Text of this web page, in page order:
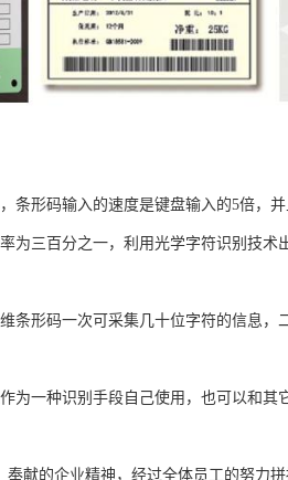
条形码输入的速度是键盘输入的5倍，并
为三百分之一，利用光学字符识别技
条形码一次可采集几十位字符的信息
为一种识别手段自己使用，也可以和
献的企业精神，经过全体员工的努力